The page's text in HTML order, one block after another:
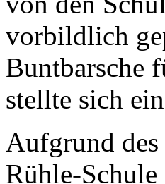
vorbildlich
Buntbarsche
stellte sich
Aufgrund
Rühle-